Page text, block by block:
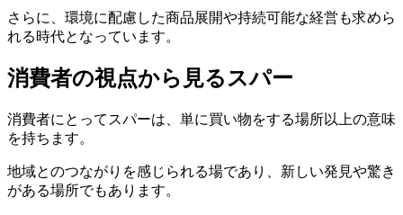
さらに、環境に配慮した商品展開や持続可能な経営も求めら
れる時代となっています。
消費者の視点から見るスパー
消費者にとってスパーは、単に買い物をする場所以上の意味
を持ちます。
地域とのつながりを感じられる場であり、新しい発見や驚き
がある場所でもあります。